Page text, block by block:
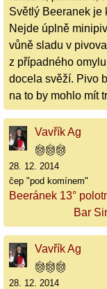
Světlý Beeranek je
Nejde úplně
vůně sladu v
z případného
docela svěží. Pivo
na to by mohlo mít
Vavřík Ag
28. 12. 2014
čep "pod komínem"
Beeránek 13°
Bar
Vavřík Ag
28. 12. 2014